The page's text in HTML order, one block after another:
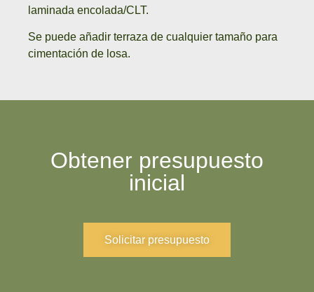
laminada encolada/CLT.
Se puede añadir terraza de cualquier tamaño para
cimentación de losa.
Obtener presupuesto
inicial
Solicitar presupuesto